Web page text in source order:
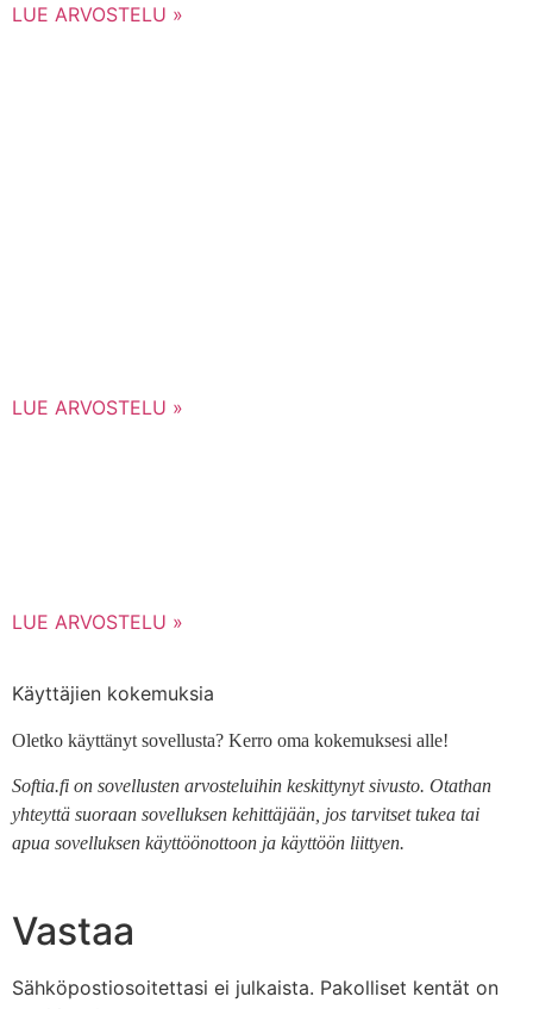
LUE ARVOSTELU »
LUE ARVOSTELU »
LUE ARVOSTELU »
Käyttäjien kokemuksia
Oletko käyttänyt sovellusta? Kerro oma kokemuksesi alle!
Softia.fi on sovellusten arvosteluihin keskittynyt sivusto. Otathan
yhteyttä suoraan sovelluksen kehittäjään, jos tarvitset tukea tai
apua sovelluksen käyttöönottoon ja käyttöön liittyen.
Vastaa
Sähköpostiosoitettasi ei julkaista. Pakolliset kentät on